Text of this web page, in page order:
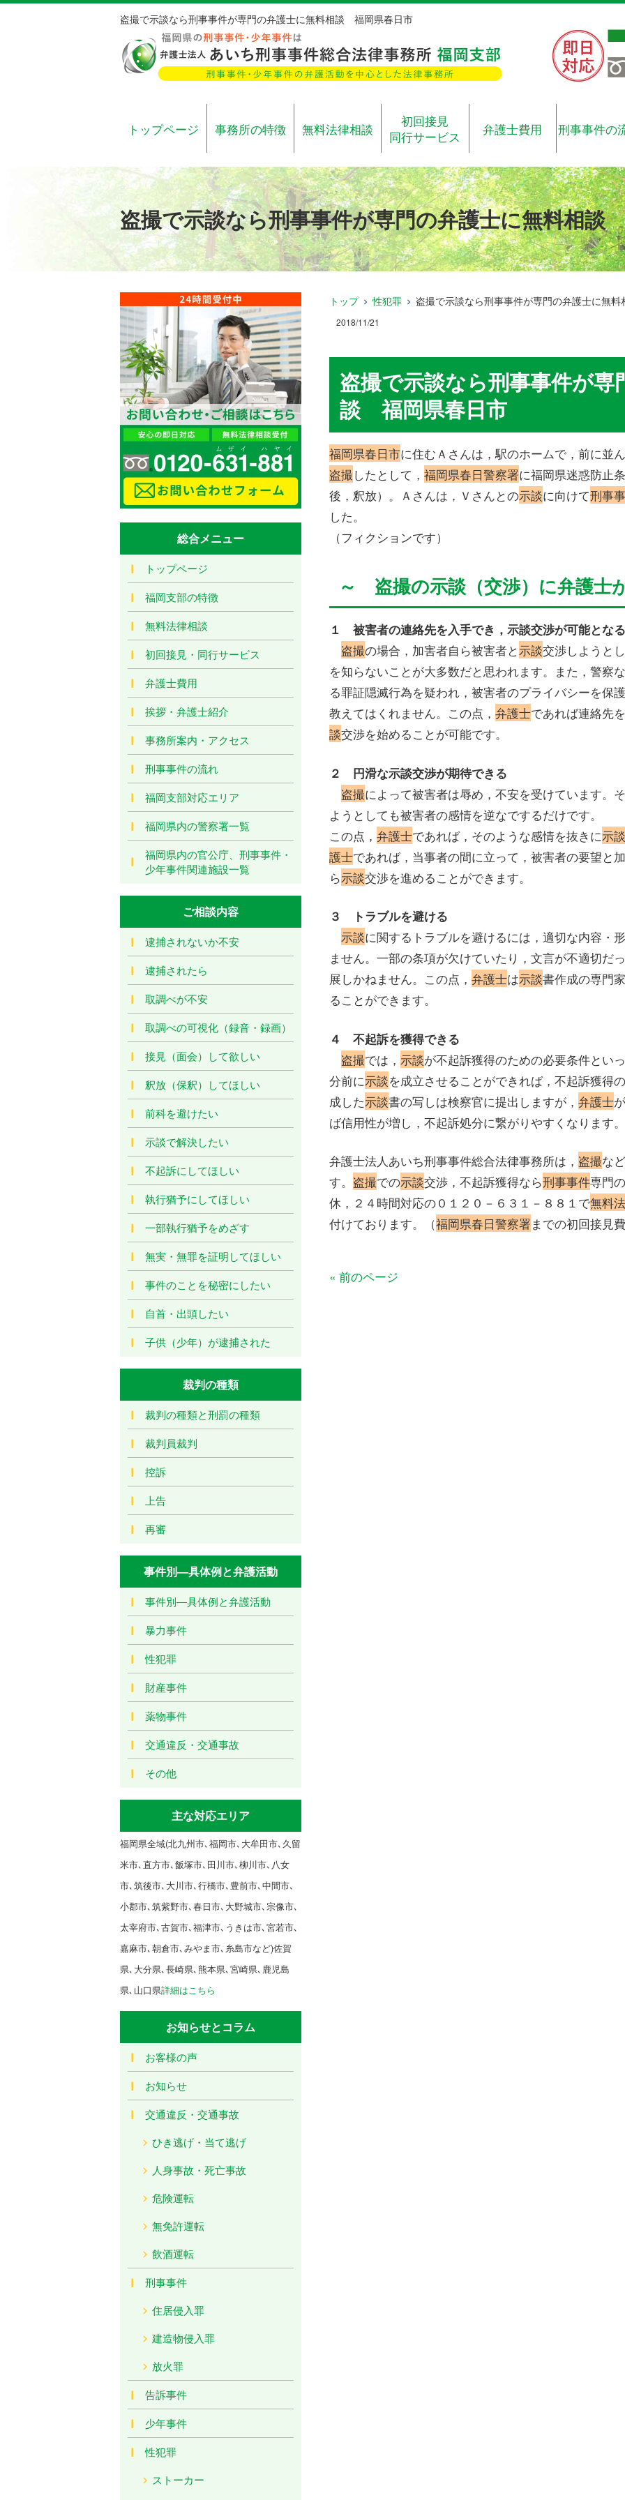
盗撮で示談なら刑事事件が専門の弁護士に無料相談 福岡県春日市
トップページ 事務所の特徴 無料法律相談
初回接見
同行サービス
弁護士費用 刑事事件の
盗撮で示談なら刑事事件が専門の弁護士に無料相
トップ 性犯罪 盗撮で示談なら刑事事件が専門の弁護士に無
2018/11/21
盗撮で示談なら刑事事件が専
談 福岡県春日市
福岡県春日市に住むＡさんは，駅のホームで，前に並
盗撮したとして， 福岡県春日警察署に福岡県迷惑防止
後，釈放）。Ａさんは，Ｖさんとの示談に向けて刑事
した。
（フィクションです）
～ 盗撮の示談（交渉）に弁護士
１ 被害者の連絡先を入手でき，示談交渉が可能となる
盗撮の場合，加害者自ら被害者と示談交渉しようと
を知らないことが大多数だと思われます。また，警察
る罪証隠滅行為を疑われ，被害者のプライバシーを保
教えてはくれません。この点， 弁護士であれば連絡先
談交渉を始めることが可能です。
２ 円滑な示談交渉が期待できる
盗撮によって被害者は辱め，不安を受けています。
ようとしても被害者の感情を逆なでするだけです。
この点， 弁護士であれば，そのような感情を抜きに示談
護士であれば，当事者の間に立って，被害者の要望と
ら示談交渉を進めることができます。
３ トラブルを避ける
示談に関するトラブルを避けるには，適切な内容・
ません。一部の条項が欠けていたり，文言が不適切だ
展しかねません。この点， 弁護士は示談書作成の専門
ることができます。
４ 不起訴を獲得できる
盗撮では， 示談が不起訴獲得のための必要条件とい
分前に示談を成立させることができれば，不起訴獲得
成した示談書の写しは検察官に提出しますが， 弁護士
ば信用性が増し，不起訴処分に繋がりやすくなります。
弁護士法人あいち刑事事件総合法律事務所は， 盗撮な
す。 盗撮での示談交渉，不起訴獲得なら刑事事件専門の
休，２４時間対応の０１２０－６３１－８８１で無料
付けております。（福岡県春日警察署までの初回接見
« 前のページ
総合メニュー
トップページ
福岡支部の特徴
無料法律相談
初回接見・同行サービス
弁護士費用
挨拶・弁護士紹介
事務所案内・アクセス
刑事事件の流れ
福岡支部対応エリア
福岡県内の警察署一覧
福岡県内の官公庁、刑事事件・
少年事件関連施設一覧
ご相談内容
逮捕されないか不安
逮捕されたら
取調べが不安
取調べの可視化（録音・録画）
接見（面会）して欲しい
釈放（保釈）してほしい
前科を避けたい
示談で解決したい
不起訴にしてほしい
執行猶予にしてほしい
一部執行猶予をめざす
無実・無罪を証明してほしい
事件のことを秘密にしたい
自首・出頭したい
子供（少年）が逮捕された
裁判の種類
裁判の種類と刑罰の種類
裁判員裁判
控訴
上告
再審
事件別―具体例と弁護活動
事件別―具体例と弁護活動
暴力事件
性犯罪
財産事件
薬物事件
交通違反・交通事故
その他
主な対応エリア
福岡県全域(北九州市､福岡市､大牟田市､久留
米市､直方市､飯塚市､田川市､柳川市､八女
市､筑後市､大川市､行橋市､豊前市､中間市､
小郡市､筑紫野市､春日市､大野城市､宗像市､
太宰府市､古賀市､福津市､うきは市､宮若市､
嘉麻市､朝倉市､みやま市､糸島市など)佐賀
県､大分県､長崎県､熊本県､宮崎県､鹿児島
県､山口県詳細はこちら
お知らせとコラム
お客様の声
お知らせ
交通違反・交通事故
ひき逃げ・当て逃げ
人身事故・死亡事故
危険運転
無免許運転
飲酒運転
刑事事件
住居侵入罪
建造物侵入罪
放火罪
告訴事件
少年事件
性犯罪
ストーカー